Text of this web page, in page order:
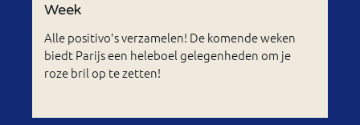
Week
Alle positivo's verzamelen! De komende weken
biedt Parijs een heleboel gelegenheden om je
roze bril op te zetten!